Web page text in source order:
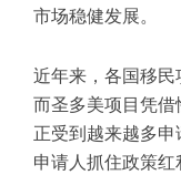
市场稳健发展。
近年来， 各国移民
而圣多美项目凭借
正受到越来越多
申请人抓住政策红